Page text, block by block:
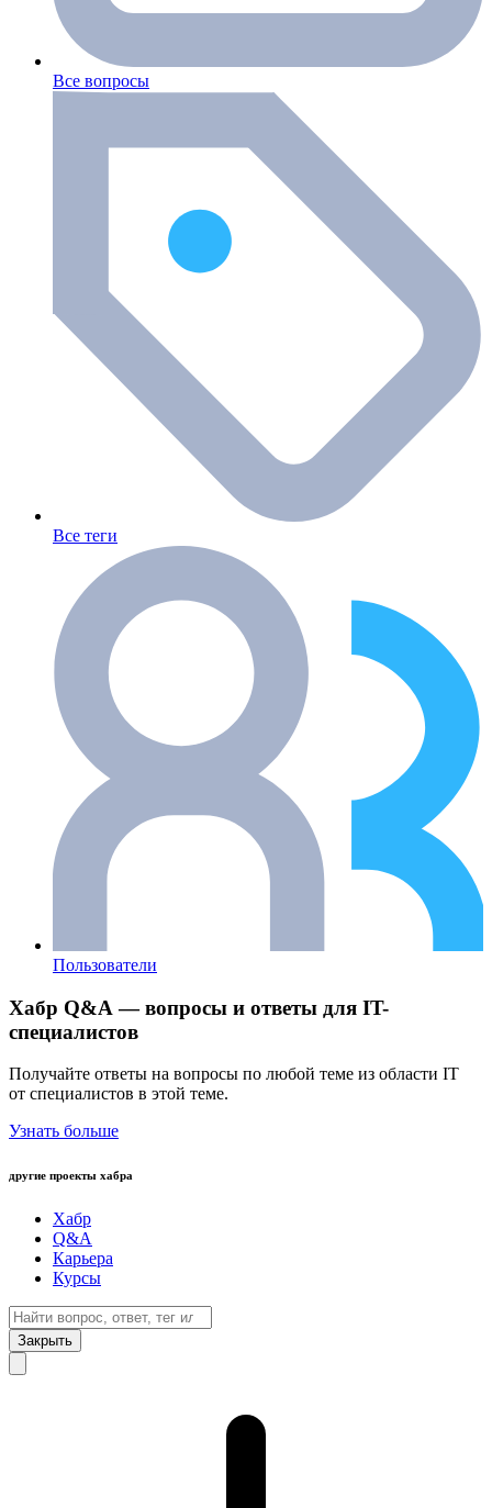
Все вопросы
Все теги
Пользователи
Хабр Q&A — вопросы и ответы для IT-
специалистов
Получайте ответы на вопросы по любой теме из области IT
от специалистов в этой теме.
Узнать больше
другие проекты хабра
Хабр
Q&A
Карьера
Курсы
Закрыть